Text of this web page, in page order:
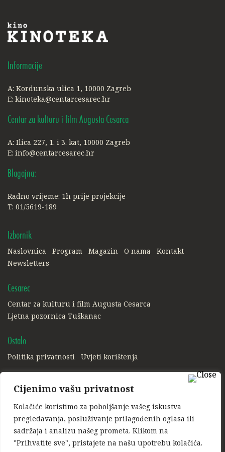
Cijenimo vašu privatnost
Kolačiće koristimo za poboljšanje vašeg iskustva
pregledavanja, posluživanje prilagođenih oglasa ili
sadržaja i analizu našeg prometa. Klikom na
"Prihvatite sve", pristajete na našu upotrebu kolačića.
Informacije
A: Kordunska ulica 1, 10000 Zagreb
E: kinoteka@centarcesarec.hr
Centar za kulturu i film Augusta Cesarca
A: Ilica 227, 1. i 3. kat, 10000 Zagreb
E: info@centarcesarec.hr
Blagajna:
Radno vrijeme: 1h prije projekcije
T: 01/5619-189
Izbornik
Naslovnica Program Magazin O nama
Kontakt
Newsletters
Cesarec
Centar za kulturu i film Augusta Cesarca
Ljetna pozornica Tuškanac
Ostalo
Politika privatnosti Uvjeti korištenja
Društvene mreže:
Ponosni član: